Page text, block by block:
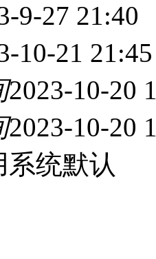
9-27 21:40
10-21 21:45
2023-10-20
2023-10-20
系统默认